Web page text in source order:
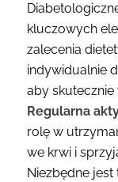
kluczowych
zalecenia
indywidualnie
aby skutecznie
Regularna
rolę w
we krwi i
Niezbędne jest